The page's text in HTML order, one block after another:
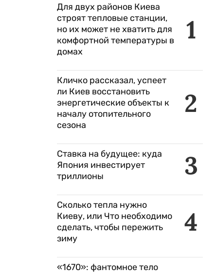
1
Для двух районов Киева
строят тепловые станции,
но их может не хватить для
комфортной температуры в
домах
2
Кличко рассказал, успеет
ли Киев восстановить
энергетические объекты к
началу отопительного
сезона
3
Ставка на будущее: куда
Япония инвестирует
триллионы
4
Сколько тепла нужно
Киеву, или Что необходимо
сделать, чтобы пережить
зиму
«1670»: фантомное тело